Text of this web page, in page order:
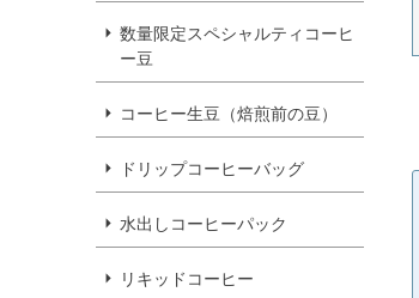
数量限定スペシャルティコーヒ
ー豆
コーヒー生豆（焙煎前の豆）
ドリップコーヒーバッグ
水出しコーヒーパック
リキッドコーヒー